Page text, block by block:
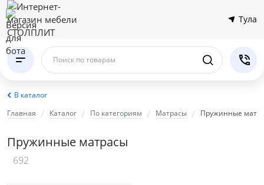
Тула
Поиск по товарам
В каталог
Главная
Каталог По категориям Матрасы Пружинные
Пружинные матрасы
692